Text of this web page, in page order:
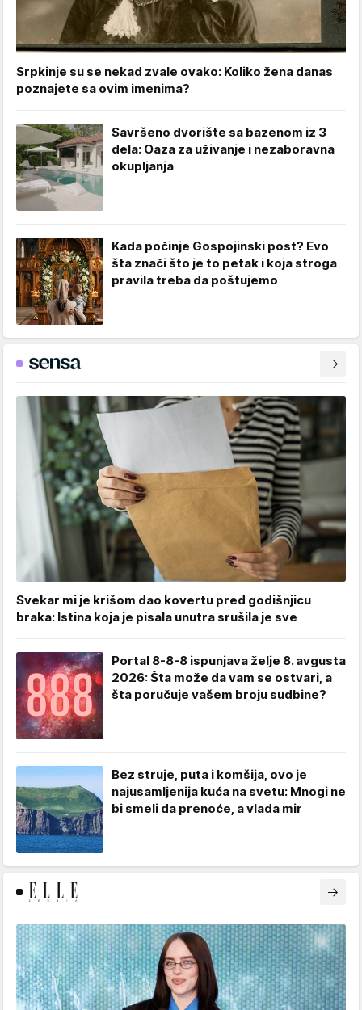
Srpkinje su se nekad zvale ovako: Koliko žena danas
poznajete sa ovim imenima?
Savršeno dvorište sa bazenom iz 3
dela: Oaza za uživanje i nezaboravna
okupljanja
Kada počinje Gospojinski post? Evo
šta znači što je to petak i koja stroga
pravila treba da poštujemo
Svekar mi je krišom dao kovertu pred godišnjicu
braka: Istina koja je pisala unutra srušila je sve
Portal 8-8-8 ispunjava želje 8. avgusta
2026: Šta može da vam se ostvari, a
šta poručuje vašem broju sudbine?
Bez struje, puta i komšija, ovo je
najusamljenija kuća na svetu: Mnogi ne
bi smeli da prenoće, a vlada mir